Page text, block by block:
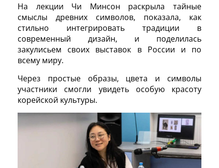
На лекции Чи Минсон раскрыла тайные
смыслы древних символов, показала, как
стильно интегрировать традиции в
современный дизайн, и поделилась
закулисьем своих выставок в России и по
всему миру.
Через простые образы, цвета и символы
участники смогли увидеть особую красоту
корейской культуры.